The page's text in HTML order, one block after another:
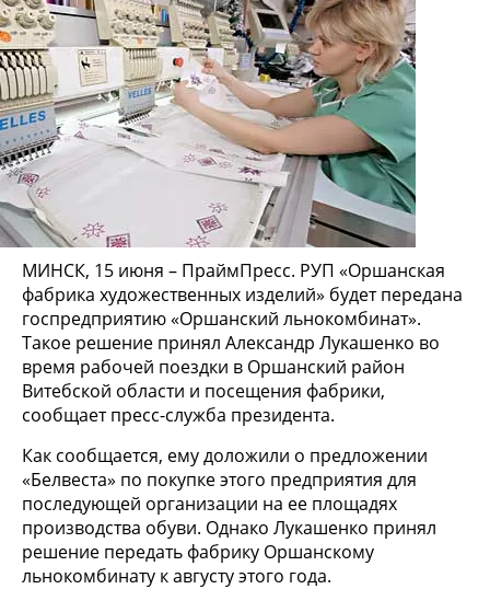
МИНСК, 15 июня – ПраймПресс. РУП «Оршанская
фабрика художественных изделий» будет передана
госпредприятию «Оршанский льнокомбинат».
Такое решение принял Александр Лукашенко во
время рабочей поездки в Оршанский район
Витебской области и посещения фабрики,
сообщает пресс-служба президента.
Как сообщается, ему доложили о предложении
«Белвеста» по покупке этого предприятия для
последующей организации на ее площадях
производства обуви. Однако Лукашенко принял
решение передать фабрику Оршанскому
льнокомбинату к августу этого года.